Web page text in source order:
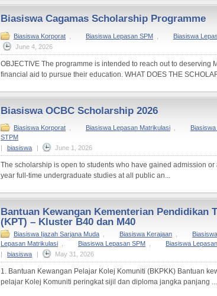
Biasiswa Cagamas Scholarship Programme
Biasiswa Korporat Biasiswa Lepasan SPM Biasiswa
June 4, 2026
OBJECTIVE The programme is intended to reach out to deserving
financial aid to pursue their education. WHAT DOES THE
Biasiswa OCBC Scholarship 2026
Biasiswa Korporat Biasiswa Lepasan Matrikulasi
STPM
|
biasiswa | June 1, 2026
The scholarship is open to students who have gained admission
year full-time undergraduate studies at all public an...
Bantuan Kewangan Kementerian Pendidikan
(KPT) – Kluster B40 dan M40
Biasiswa Ijazah Sarjana Muda Biasiswa Kerajaan
Lepasan Matrikulasi
Biasiswa Lepasan SPM
Biasiswa
|
biasiswa | May 31, 2026
1. Bantuan Kewangan Pelajar Kolej Komuniti (BKPKK) Bantuan
pelajar Kolej Komuniti peringkat sijil dan diploma jangka panjang ...